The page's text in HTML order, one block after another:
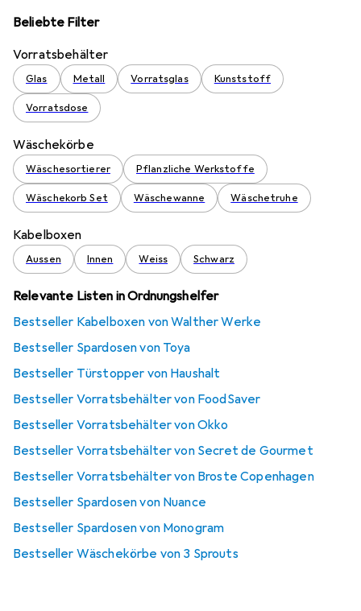
Beliebte Filter
Vorratsbehälter
Glas Metall Vorratsglas Kunststoff
Vorratsdose
Wäschekörbe
Wäschesortierer Pflanzliche Werkstoffe
Wäschekorb Set Wäschewanne Wäschetruhe
Kabelboxen
Aussen Innen Weiss Schwarz
Relevante Listen in Ordnungshelfer
Bestseller Kabelboxen von Walther Werke
Bestseller Spardosen von Toya
Bestseller Türstopper von Haushalt
Bestseller Vorratsbehälter von FoodSaver
Bestseller Vorratsbehälter von Okko
Bestseller Vorratsbehälter von Secret de Gourmet
Bestseller Vorratsbehälter von Broste Copenhagen
Bestseller Spardosen von Nuance
Bestseller Spardosen von Monogram
Bestseller Wäschekörbe von 3 Sprouts